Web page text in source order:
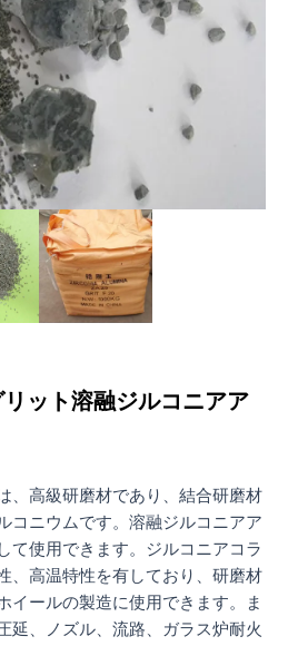
ット溶融ジルコニアア
、高級研磨材であり、結合研磨材
コニウムです。溶融ジルコニアア
て使用できます。ジルコニアコラ
、高温特性を有しており、研磨材
イールの製造に使用できます。ま
延、ノズル、流路、ガラス炉耐火